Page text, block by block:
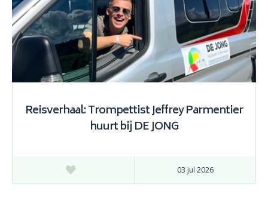
Reisverhaal: Trompettist Jeffrey Parmentier
huurt bij DE JONG
03 jul 2026